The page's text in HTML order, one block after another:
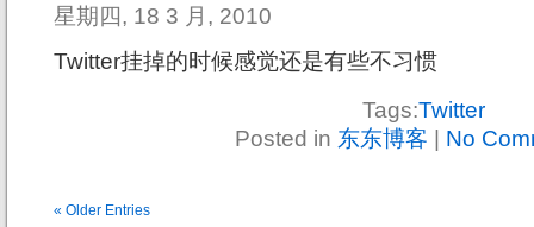
星期四, 18 3 月, 2010
Twitter挂掉的时候感觉还是有些不习惯
Tags:Twitter
Posted in 东东博客 | No
« Older Entries